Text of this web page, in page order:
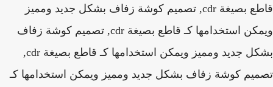
قاطع بصيغة cdr, تصميم كوشة زفاف بشكل جديد ومميز
ويمكن استخدامها كـ قاطع بصيغة cdr, تصميم كوشة زفاف
بشكل جديد ومميز ويمكن استخدامها كـ قاطع بصيغة cdr,
كوشة زفاف بشكل جديد ومميز ويمكن استخدامها كـ